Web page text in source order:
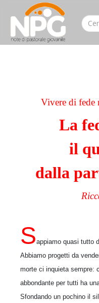
Vivere di fede
La
il
dalla
Sappiamo quasi tutto
Abbiamo progetti da
morte ci inquieta sempre:
abbondante per tutti ha
Sfondando un pochino il